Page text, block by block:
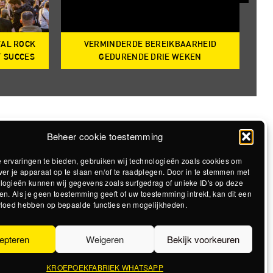
Beheer cookie toestemming
ervaringen te bieden, gebruiken wij technologieën zoals cookies om
je apparaat op te slaan en/of te raadplegen. Door in te stemmen met
kunnen wij gegevens zoals surfgedrag of unieke ID's op deze
Als je geen toestemming geeft of uw toestemming intrekt, kan dit een
hebben op bepaalde functies en mogelijkheden.
Weigeren Bekijk voorkeuren
KROEPOEKFABRIEK WHATSAPP
ROCK
SUCCES
VERMINDERDE BEREIKBAARHEID
GEDURENDE DRIE WEKEN